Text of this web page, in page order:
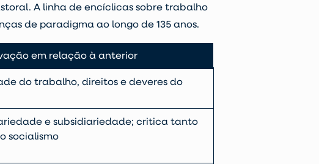
A linha de encíclicas sobre trabalho
de paradigma ao longo de 135 anos.
em relação à anterior
do trabalho, direitos e deveres do
e subsidiariedade; critica tanto
socialismo